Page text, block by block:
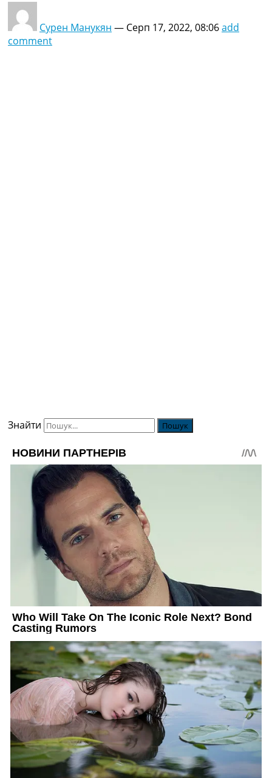
Сурен Манукян — Серп 17, 2022, 08:06add
comment
Знайти